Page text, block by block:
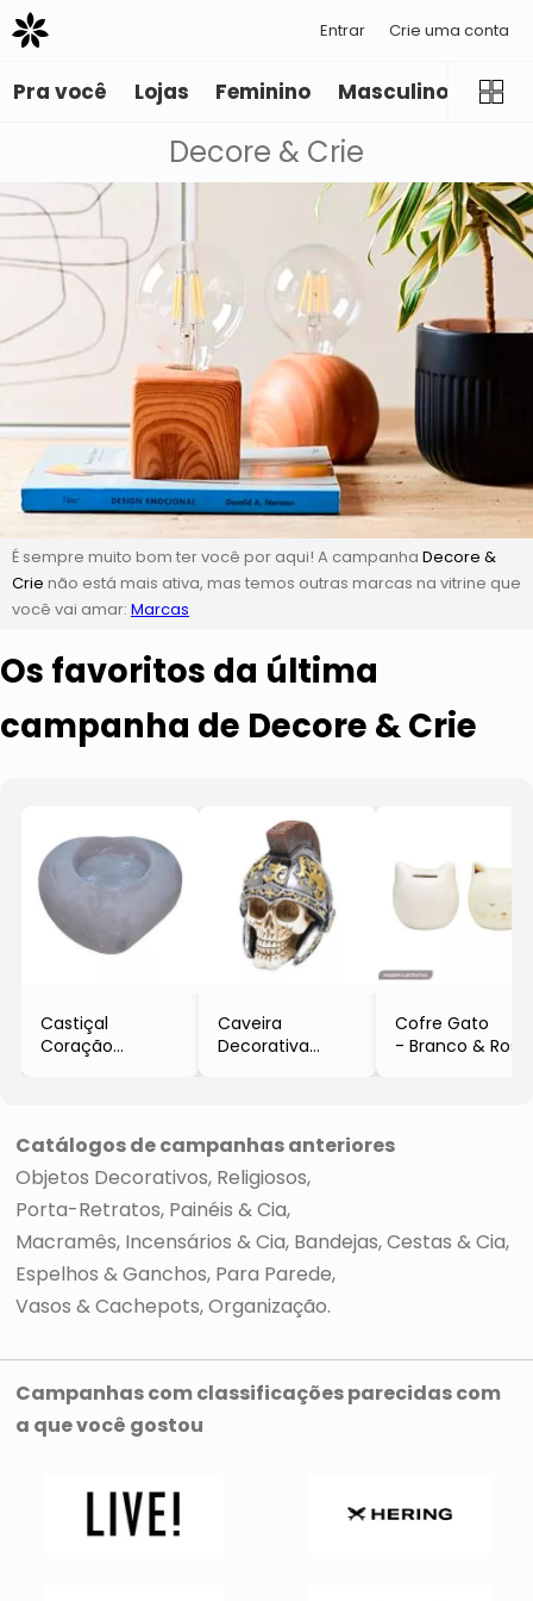
Entrar Crie uma conta
Pra você Lojas Feminino Masculino
Decore & Crie
É sempre muito bom ter você por aqui! A campanha Decore &
Crie não está mais ativa, mas temos outras marcas na vitrine que
você vai amar: Marcas
Os favoritos da última
campanha de Decore & Crie
Castiçal
Coração
Caveira
Decorativa
- Br Continental
Cofre Gato
- Branco & Rosê
Catálogos de campanhas anteriores
Objetos Decorativos Religiosos
Porta-Retratos, Painéis & Cia
Macramês, Incensários & Cia Bandejas, Cestas & Cia
Espelhos & Ganchos Para Parede
Vasos & Cachepots Organização
Campanhas com classificações parecidas com
a que você gostou